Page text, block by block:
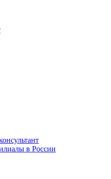
в России